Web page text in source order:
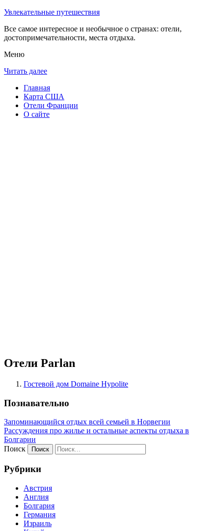
Увлекательные путешествия
Все самое интересное и необычное о странах: отели,
достопримечательности, места отдыха.
Меню
Читать далее
Главная
Карта США
Отели Франции
О сайте
Отели Parlan
Гостевой дом Domaine Hypolite
Познавательно
Запоминающийся отдых всей семьей в Норвегии
Рассуждения про жилье и остальные аспекты отдыха в
Болгарии
Поиск
Рубрики
Австрия
Англия
Болгария
Германия
Израиль